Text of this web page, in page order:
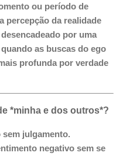
ou período de
percepção da realidade
por uma
as buscas do ego
profunda por verdade
*minha e dos outros*?
sem julgamento.
negativo sem se